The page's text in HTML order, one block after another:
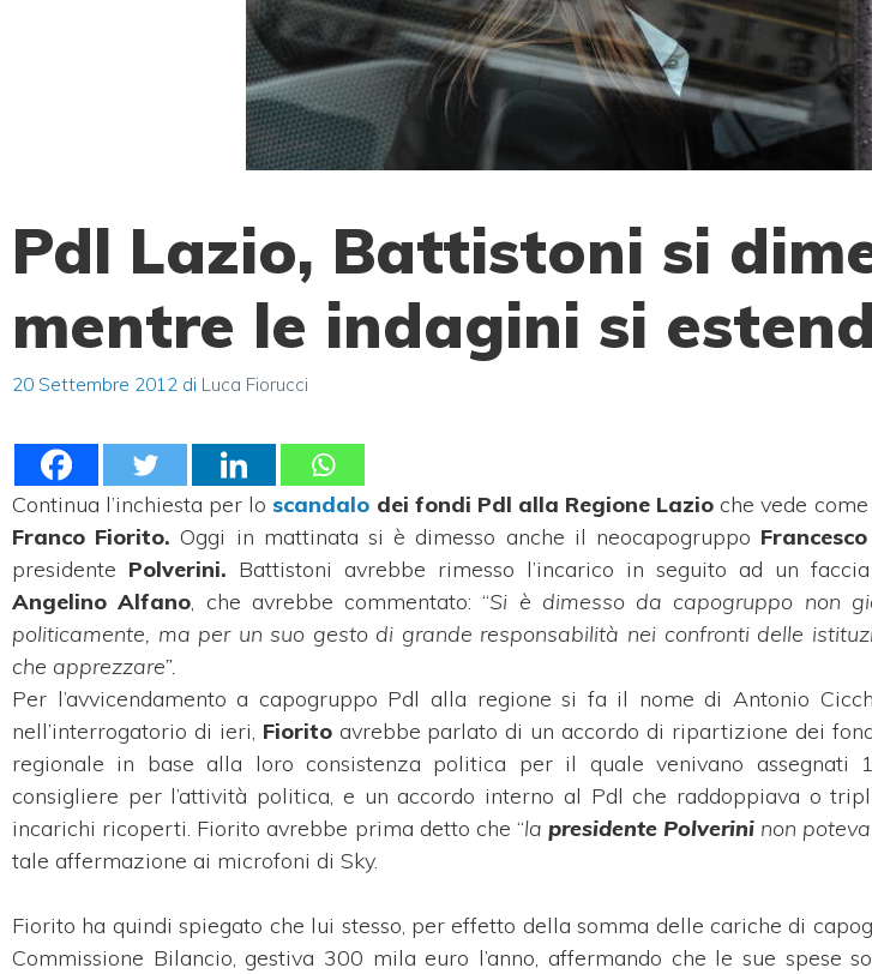
Pdl Lazio, Battistoni si
mentre le indagini si
20 Settembre 2012 di Luca Fiorucci
Continua l’inchiesta per loscandalo dei fondi Pdl alla Regione Lazio che vede
Franco Fiorito. Oggi in mattinata si è dimesso anche il neocapogruppo
presidente Polverini. Battistoni avrebbe rimesso l’incarico in seguito ad un
Angelino Alfano , che avrebbe commentato: “Si è dimesso da capogruppo non
politicamente, ma per un suo gesto di grande responsabilità nei confronti delle
che apprezzare”.
Per l’avvicendamento a capogruppo Pdl alla regione si fa il nome di Antonio
nell’interrogatorio di ieri, Fioritoavrebbe parlato di un accordo di ripartizione dei
regionale in base alla loro consistenza politica per il quale venivano assegnati
consigliere per l’attività politica, e un accordo interno al Pdl che raddoppiava o
incarichi ricoperti. Fiorito avrebbe prima detto che “la presidente Polverini non
tale affermazione ai microfoni di Sky.
Fiorito ha quindi spiegato che lui stesso, per effetto della somma delle cariche di
Commissione Bilancio, gestiva 300 mila euro l’anno, affermando che le sue spese